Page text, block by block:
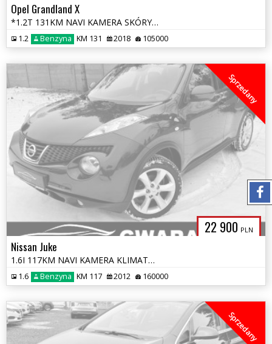
Opel Grandland X
*1.2T 131KM NAVI KAMERA SKÓRY ALU 2xPDC LineAssist Opłaty GWARANCJA*
1.2 Benzyna KM 131 2018 105000
22 900 PLN
Sprzedany
Nissan Juke
1.6I 117KM NAVI KAMERA KLIMATRONIK PDC ALU OPŁATY SERWIS ASO GWARANCJA
1.6 Benzyna KM 117 2012 160000
Sprzedany